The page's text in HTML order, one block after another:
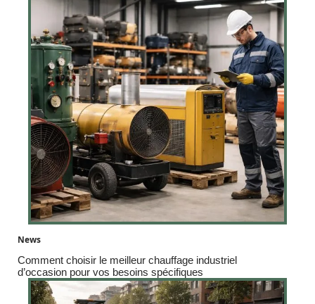
News
Comment choisir le meilleur chauffage industriel
d’occasion pour vos besoins spécifiques